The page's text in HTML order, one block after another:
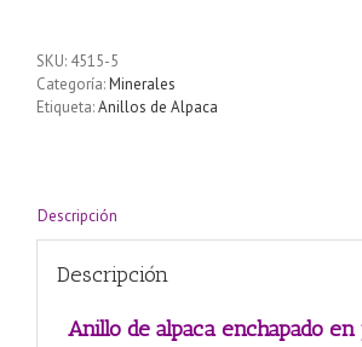
plata
diseño
ancho
SKU: 4515-5
Categoría:Minerales
Etiqueta:Anillos de Alpaca
Descripción
Descripción
Anillo de alpaca enchapado